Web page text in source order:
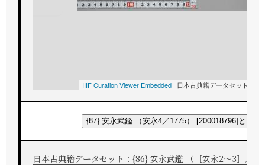
IIIF Curation Viewer Embedded | 日本古典籍データセット（
{87} 安永武鑑 （安永4／1775） [200018796]と照合
日本古典籍データセット：{86} 安永武鑑 （［安永2～3］／